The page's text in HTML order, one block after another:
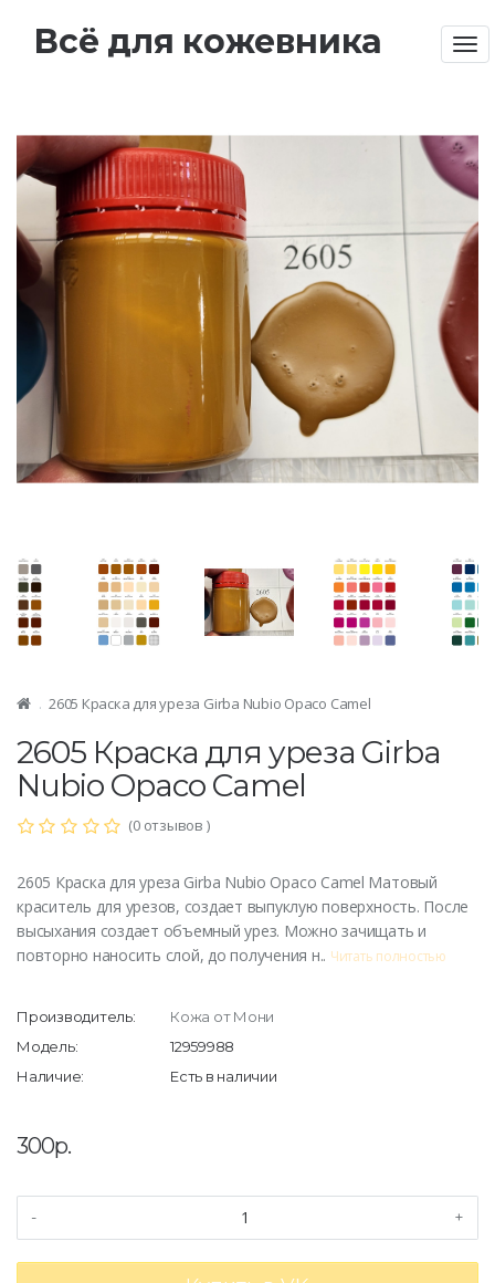
Всё для кожевника
2605 Краска для уреза Girba Nubio Opaco Camel
2605 Краска для уреза Girba
Nubio Opaco Camel
(0 отзывов )
2605 Краска для уреза Girba Nubio Opaco Camel Матовый
краситель для урезов, создает выпуклую поверхность. После
высыхания создает объемный урез. Можно зачищать и
повторно наносить слой, до получения н.. Читать полностью
Производитель:
Кожа от Мони
Модель:
12959988
Наличие:
Есть в наличии
300р.
- +